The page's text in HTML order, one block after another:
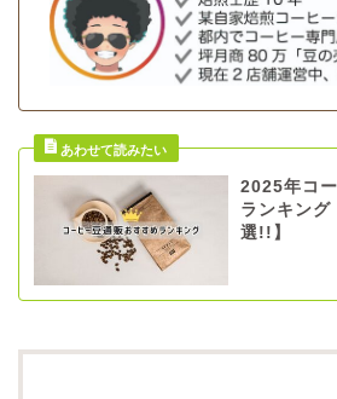
2025年コ
ランキング
選!!】